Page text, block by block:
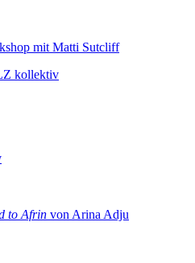
mit Matti Sutcliff
kollektiv
to Afrin von Arina Adju